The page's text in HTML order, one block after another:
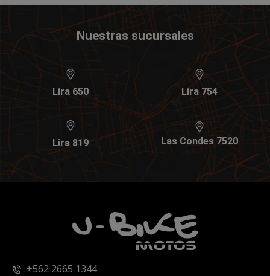
Nuestras sucursales
Lira 650 Lira 754
Lira 819 Las Condes 7520
+562 2665 1344